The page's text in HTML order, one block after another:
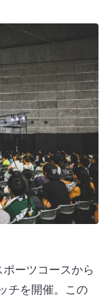
ーツコースから
チを開催。この